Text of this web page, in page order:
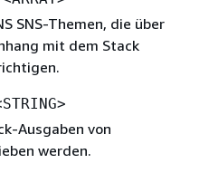
SNS-Themen, die über
mit dem Stack
Ausgaben von
werden.